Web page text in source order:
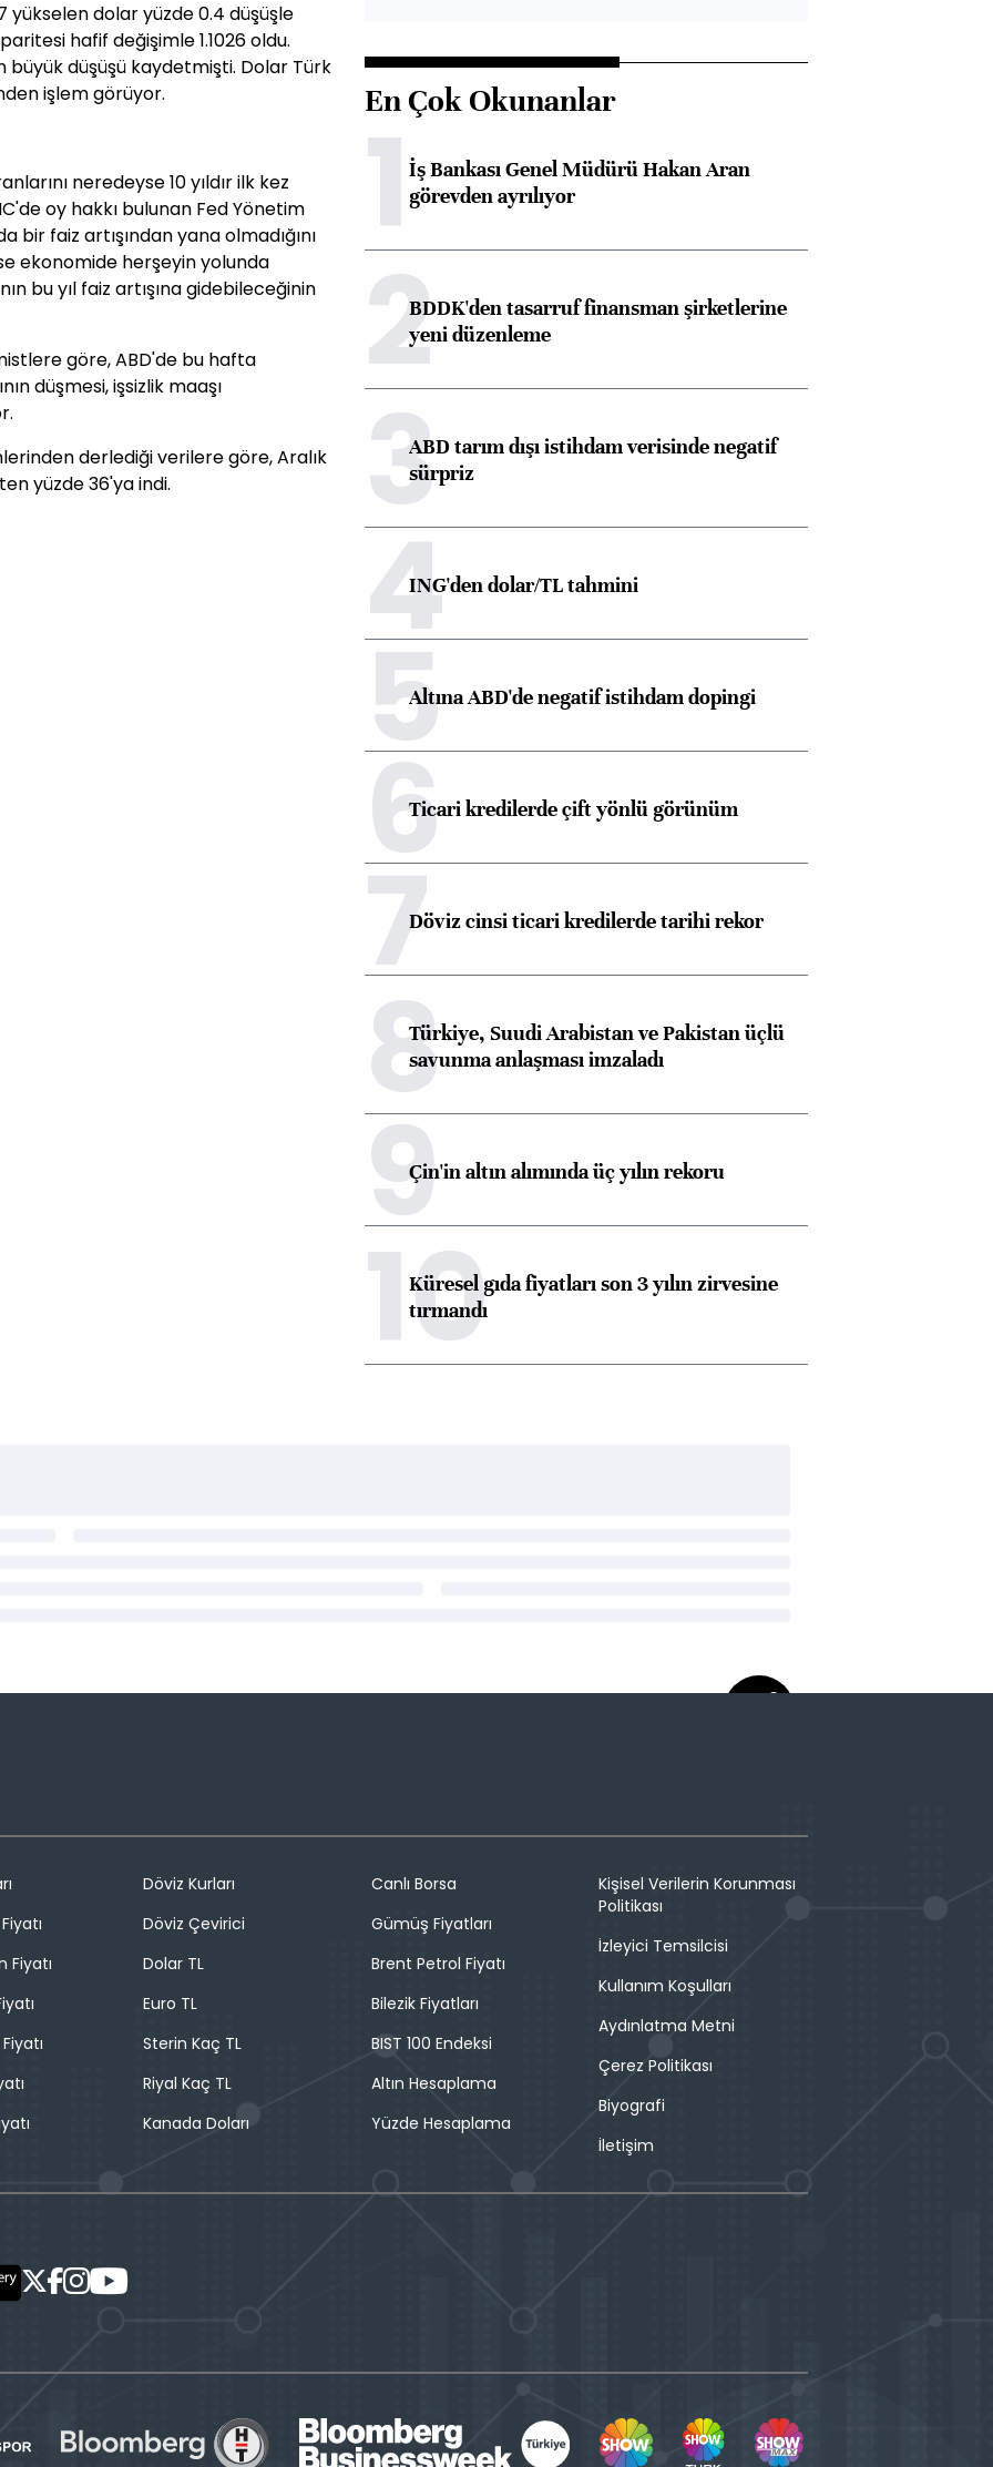
yükselen dolar yüzde 0.4 düşüşle
hafif değişimle 1.1026 oldu.
büyük düşüşü kaydetmişti. Dolar Türk
işlem görüyor.
neredeyse 10 yıldır ilk kez
oy hakkı bulunan Fed Yönetim
bir faiz artışından yana olmadığını
ekonomide herşeyin yolunda
bu yıl faiz artışına gidebileceğinin
göre, ABD'de bu hafta
düşmesi, işsizlik maaşı
derlediği verilere göre, Aralık
yüzde 36'ya indi.
En Çok Okunanlar
1İş Bankası Genel Müdürü Hakan Aran
görevden ayrılıyor
2BDDK'den tasarruf finansman şirketlerine
yeni düzenleme
3ABD tarım dışı istihdam verisinde negatif
sürpriz
4ING'den dolar/TL tahmini
5Altına ABD'de negatif istihdam dopingi
6Ticari kredilerde çift yönlü görünüm
7Döviz cinsi ticari kredilerde tarihi rekor
8Türkiye, Suudi Arabistan ve Pakistan üçlü
savunma anlaşması imzaladı
9Çin'in altın alımında üç yılın rekoru
10
Küresel gıda fiyatları son 3 yılın zirvesine
tırmandı
Fiyatı
Döviz Kurları
Döviz Çevirici
Dolar TL
Euro TL
Sterin Kaç TL
Riyal Kaç TL
Kanada Doları
Canlı Borsa
Gümüş Fiyatları
Brent Petrol Fiyatı
Bilezik Fiyatları
BIST 100 Endeksi
Altın Hesaplama
Yüzde Hesaplama
Kişisel Verilerin Korunması
Politikası
İzleyici Temsilcisi
Kullanım Koşulları
Aydınlatma Metni
Çerez Politikası
Biyografi
İletişim